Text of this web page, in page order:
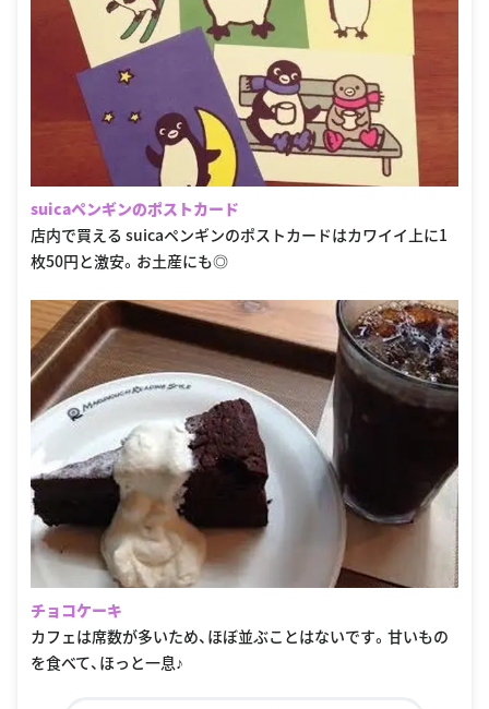
suicaペンギンのポストカード
店内で買える suicaペンギンのポストカードはカワイイ上に1
枚50円と激安。お土産にも◎
チョコケーキ
カフェは席数が多いため、ほぼ並ぶことはないです。甘いもの
を食べて、ほっと一息♪